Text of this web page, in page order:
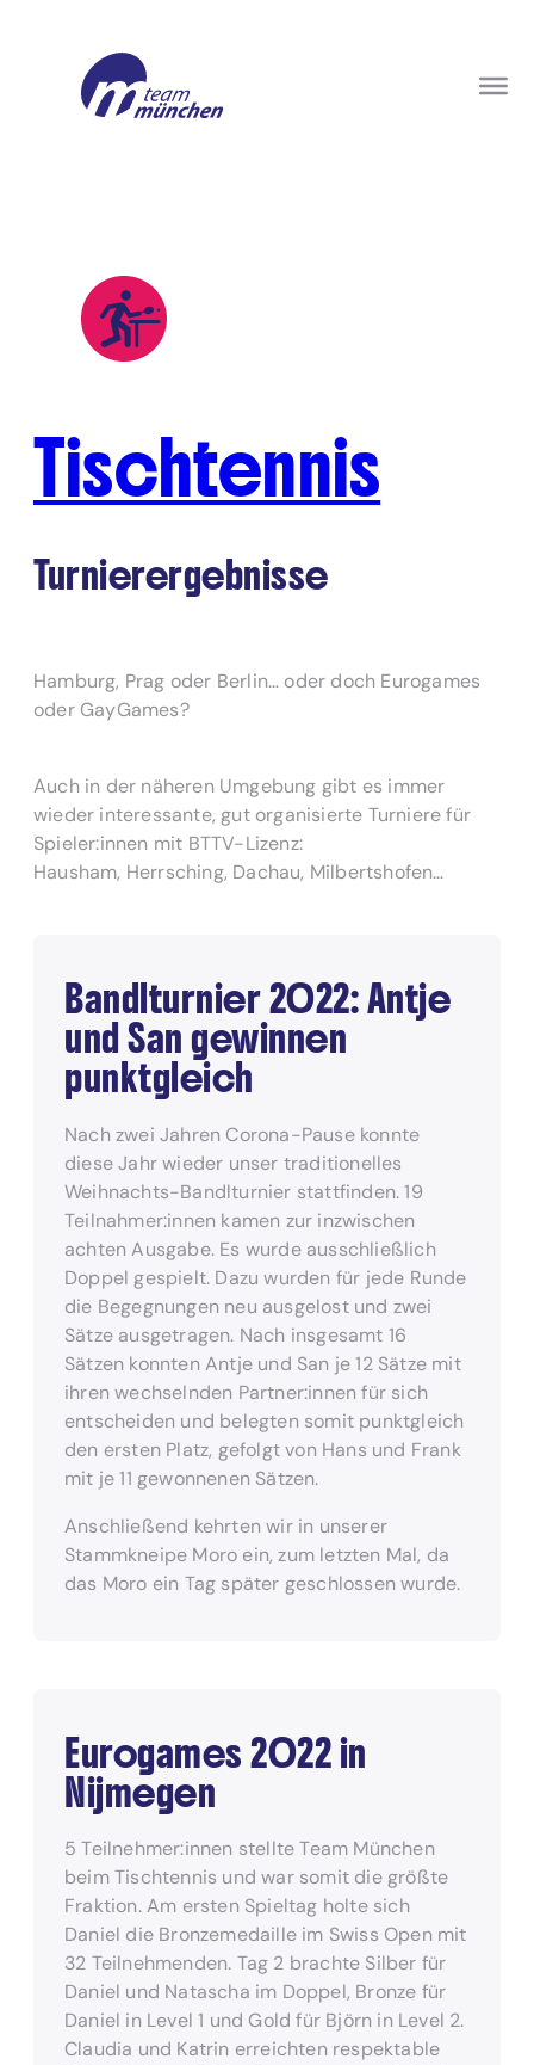
Tischtennis
Turnierergebnisse
Hamburg, Prag oder Berlin… oder doch Eurogames
oder GayGames?
Auch in der näheren Umgebung gibt es immer
wieder interessante, gut organisierte Turniere für
Spieler:innen mit BTTV-Lizenz:
Hausham, Herrsching, Dachau, Milbertshofen…
Bandlturnier 2022: Antje
und San gewinnen
punktgleich
Nach zwei Jahren Corona-Pause konnte
diese Jahr wieder unser traditionelles
Weihnachts-Bandlturnier stattfinden. 19
Teilnahmer:innen kamen zur inzwischen
achten Ausgabe. Es wurde ausschließlich
Doppel gespielt. Dazu wurden für jede Runde
die Begegnungen neu ausgelost und zwei
Sätze ausgetragen. Nach insgesamt 16
Sätzen konnten Antje und San je 12 Sätze mit
ihren wechselnden Partner:innen für sich
entscheiden und belegten somit punktgleich
den ersten Platz, gefolgt von Hans und Frank
mit je 11 gewonnenen Sätzen.
Anschließend kehrten wir in unserer
Stammkneipe Moro ein, zum letzten Mal, da
das Moro ein Tag später geschlossen wurde.
Eurogames 2022 in
Nijmegen
5 Teilnehmer:innen stellte Team München
beim Tischtennis und war somit die größte
Fraktion. Am ersten Spieltag holte sich
Daniel die Bronzemedaille im Swiss Open mit
32 Teilnehmenden. Tag 2 brachte Silber für
Daniel und Natascha im Doppel, Bronze für
Daniel in Level 1 und Gold für Björn in Level 2.
Claudia und Katrin erreichten respektable